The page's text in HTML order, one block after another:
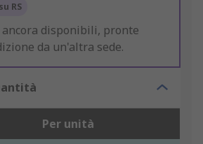
RS
disponibili, pronte
da un'altra sede.
Per unità